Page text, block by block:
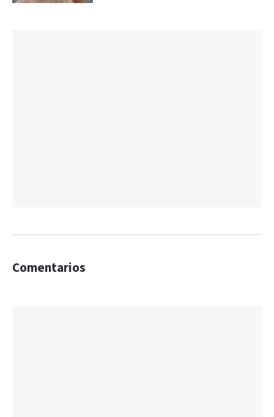
Comentarios